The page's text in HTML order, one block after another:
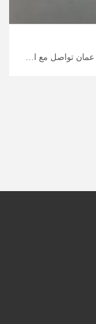
دكتور بدر صهيبة، استشاري نسائية وتوليد في عمان تواصل مع الخبراء الطبيين في الأردن، يمكن أن تساعدك ميدكس الأردن بذلك، احجز الآن لتلقي العلاج الشامل والمتخصص لمشاكل العقم في الأردن، رحلتك العلاجية آمنة معنا